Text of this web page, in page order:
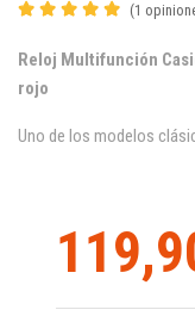
(1
Reloj Multifunción
rojo
Uno de los modelos